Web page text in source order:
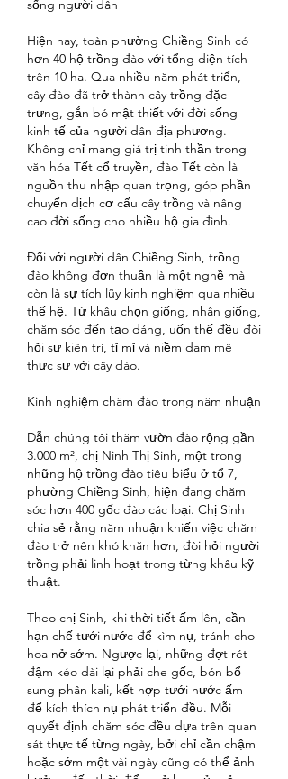
sống người dân
Hiện nay, toàn phường Chiềng Sinh có
hơn 40 hộ trồng đào với tổng diện tích
trên 10 ha. Qua nhiều năm phát triển,
cây đào đã trở thành cây trồng đặc
trưng, gắn bó mật thiết với đời sống
kinh tế của người dân địa phương.
Không chỉ mang giá trị tinh thần trong
văn hóa Tết cổ truyền, đào Tết còn là
nguồn thu nhập quan trọng, góp phần
chuyển dịch cơ cấu cây trồng và nâng
cao đời sống cho nhiều hộ gia đình.
Đối với người dân Chiềng Sinh, trồng
đào không đơn thuần là một nghề mà
còn là sự tích lũy kinh nghiệm qua nhiều
thế hệ. Từ khâu chọn giống, nhân giống,
chăm sóc đến tạo dáng, uốn thế đều đòi
hỏi sự kiên trì, tỉ mỉ và niềm đam mê
thực sự với cây đào.
Kinh nghiệm chăm đào trong năm nhuận
Dẫn chúng tôi thăm vườn đào rộng gần
3.000 m², chị Ninh Thị Sinh, một trong
những hộ trồng đào tiêu biểu ở tổ 7,
phường Chiềng Sinh, hiện đang chăm
sóc hơn 400 gốc đào các loại. Chị Sinh
chia sẻ rằng năm nhuận khiến việc chăm
đào trở nên khó khăn hơn, đòi hỏi người
trồng phải linh hoạt trong từng khâu kỹ
thuật.
Theo chị Sinh, khi thời tiết ấm lên, cần
hạn chế tưới nước để kìm nụ, tránh cho
hoa nở sớm. Ngược lại, những đợt rét
đậm kéo dài lại phải che gốc, bón bổ
sung phân kali, kết hợp tưới nước ấm
để kích thích nụ phát triển đều. Mỗi
quyết định chăm sóc đều dựa trên quan
sát thực tế từng ngày, bởi chỉ cần chậm
hoặc sớm một vài ngày cũng có thể ảnh